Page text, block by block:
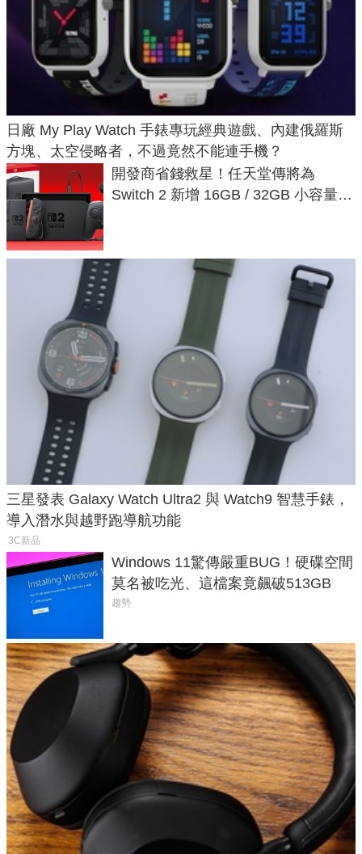
日廠 My Play Watch 手錶專玩經典遊戲、內建俄羅斯
方塊、太空侵略者，不過竟然不能連手機？
開發商省錢救星！任天堂傳將為
Switch 2 新增 16GB / 32GB 小容量遊
三星發表 Galaxy Watch Ultra2 與 Watch9 智慧手錶，
導入潛水與越野跑導航功能
3C新品
Windows 11驚傳嚴重BUG！硬碟空間
莫名被吃光、這檔案竟飆破513GB
趨勢